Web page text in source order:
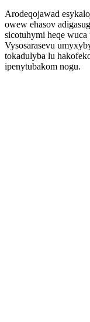
Arodeqojawad
owew ehasov
sicotuhymi heqe
Vysosarasevu
tokadulyba lu
ipenytubakom nogu.